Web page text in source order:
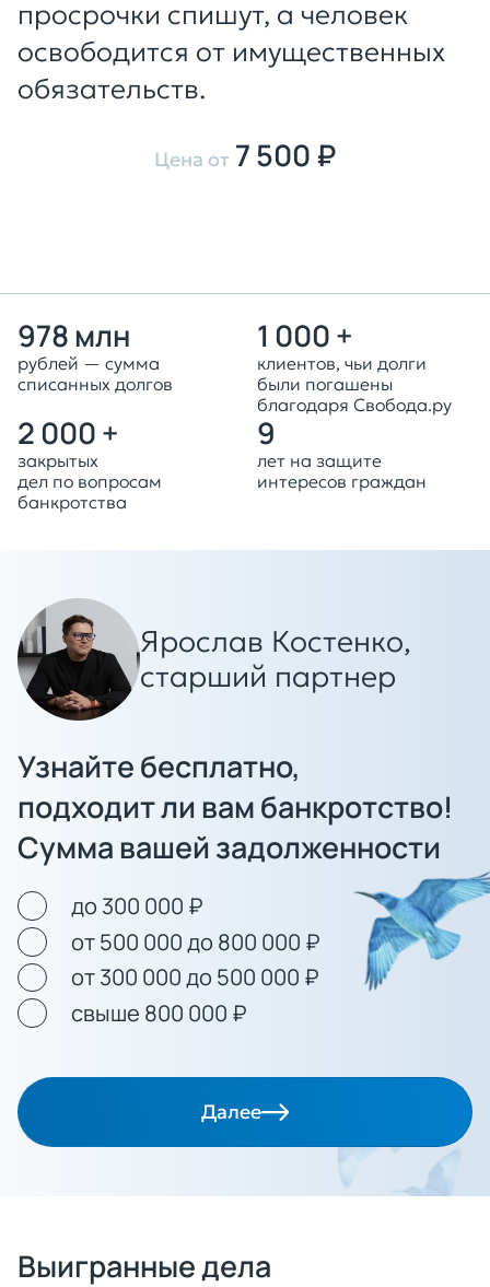
просрочки спишут, а человек
освободится от имущественных
обязательств.
Цена от 7 500 ₽
978 млн
рублей — сумма
списанных долгов
1 000 +
клиентов, чьи долги
были погашены
благодаря Свобода.ру
2 000 +
закрытых
дел по вопросам
банкротства
9
лет на защите
интересов граждан
Ярослав Костенко,
старший партнер
Узнайте бесплатно,
подходит ли вам банкротство!
Сумма вашей задолженности
до 300 000 ₽
от 500 000 до 800 000 ₽
от 300 000 до 500 000 ₽
свыше 800 000 ₽
Далее
Выигранные дела